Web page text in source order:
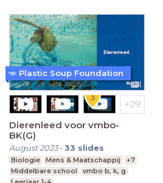
Dierenleed voor vmbo-
BK(G)
August 2023-33 slides
Biologie Mens & Maatschappij
+7
Middelbare school
vmbo b, k, g
Plastic Soup Foundation